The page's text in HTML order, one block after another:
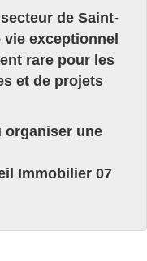
de Saint-
vie exceptionnel
rare pour les
et de projets
organiser une
Immobilier 07